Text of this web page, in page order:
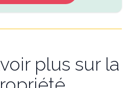
plus sur la